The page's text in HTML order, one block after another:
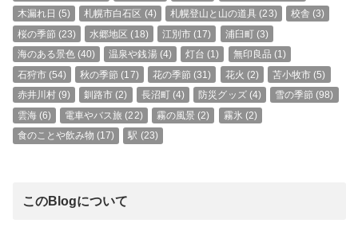
木漏れ日 (5) 札幌市白石区 (4) 札幌登山と山の道具 (23) 校舎 (3)
桜の季節 (23) 水郷地区 (18) 江別市 (17) 浦臼町(3)
海のある景色(40) 温泉や銭湯(4) 灯台 (1) 無印良品 (1)
石狩市(54) 秋の季節 (17) 花の季節 (31) 花火 (2) 苫小牧市 (5)
赤井川村(9) 釧路市 (2) 長沼町(4) 防災グッズ(4) 雪の季節 (98)
雲海(6) 電車やバス旅 (22) 霧の風景 (2) 霧氷 (2)
食のことや飲み物 (17) 駅 (23)
このBlogについて